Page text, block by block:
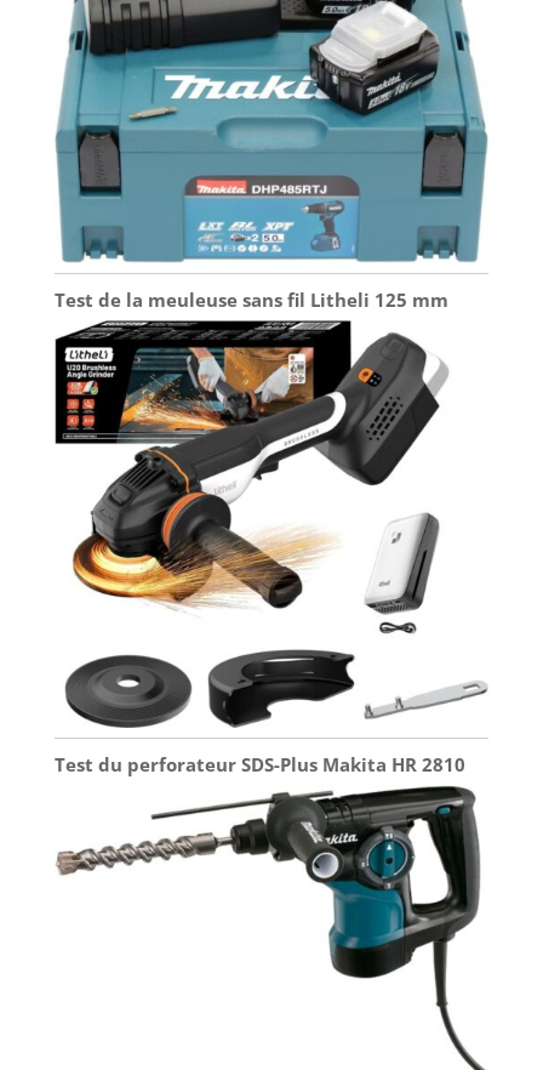
longs.
Test de la meuleuse sans fil Litheli 125 mm
Test du perforateur SDS-Plus Makita HR 2810